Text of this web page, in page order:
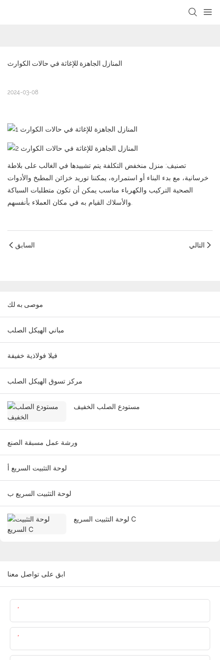
المنازل الجاهزة للإغاثة في حالات الكوارث
2024-03-08
تصنيف: منزل منخفض التكلفة يتم تشييدها في الغالب على بلاطة
خرسانية، مع بدء البناء أو استمراره، يمكننا توريد خزائن المطبخ والأدوات
الصحية التركيب والكهرباء مناسب يمكن أن تكون متطلبات السباكة
والأسلاك القيام به في مكان العملاء بأنفسهم.
السابق التالي
موصى به لك
مباني الهيكل الصلب
فيلا فولاذية خفيفة
مركز تسوق الهيكل الصلب
مستودع الصلب الخفيف
ورشة عمل مسبقة الصنع
لوحة التثبيت السريع أ
لوحة التثبيت السريع ب
لوحة التثبيت السريع C
ابق على تواصل معنا